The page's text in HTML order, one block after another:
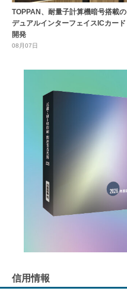
TOPPAN、耐量子計算機暗号搭載の
デュアルインターフェイスICカード
開発
08月07日
信用情報